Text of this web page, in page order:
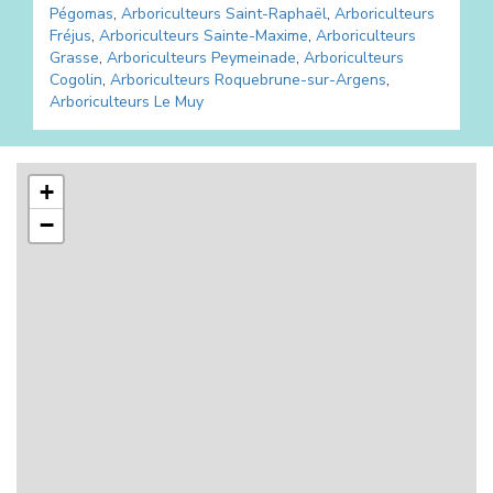
Pégomas, Arboriculteurs Saint-Raphaël, Arboriculteurs
Fréjus, Arboriculteurs Sainte-Maxime, Arboriculteurs
Grasse, Arboriculteurs Peymeinade, Arboriculteurs
Cogolin, Arboriculteurs Roquebrune-sur-Argens,
Arboriculteurs Le Muy
+
−